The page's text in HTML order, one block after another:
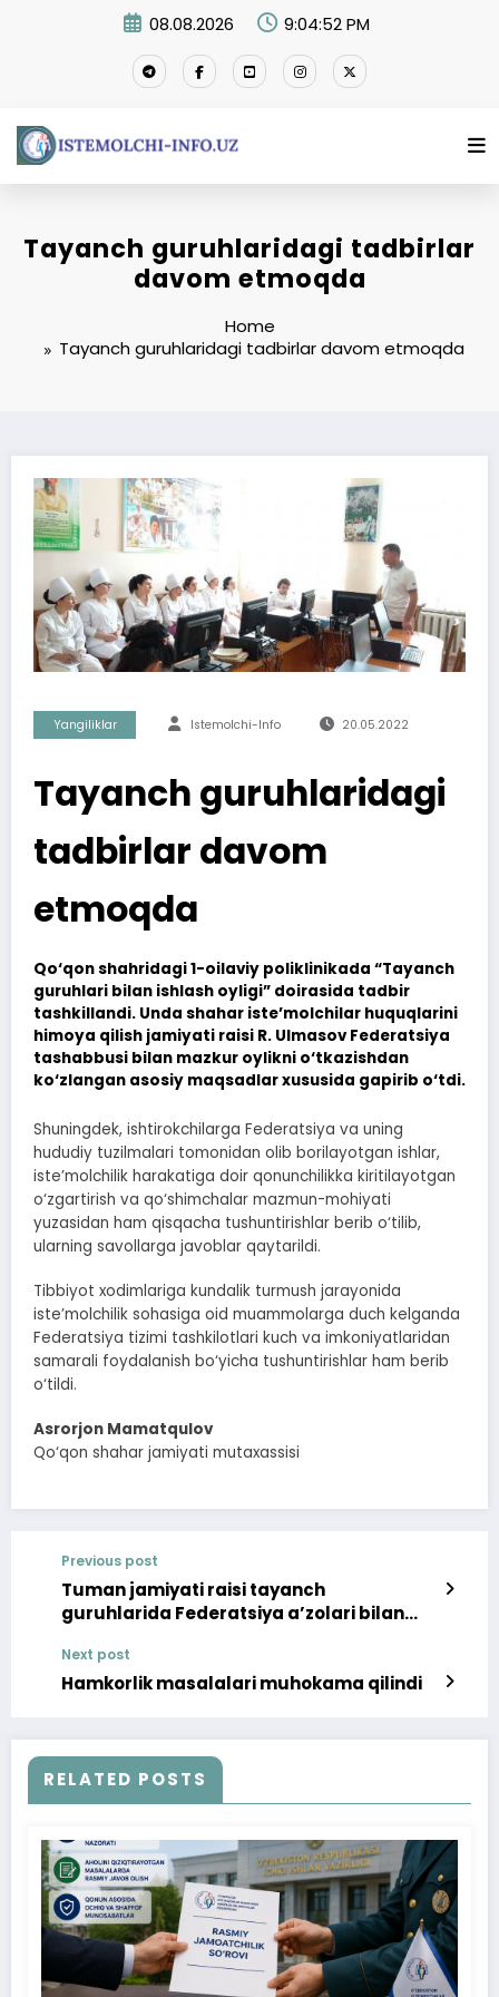
08.08.2026 9:04:52 PM
Tayanch guruhlaridagi tadbirlar
davom etmoqda
Home
Tayanch guruhlaridagi tadbirlar davom etmoqda
Yangiliklar Istemolchi-Info 20.05.2022
Tayanch guruhlaridagi
tadbirlar davom
etmoqda
Qo‘qon shahridagi 1-oilaviy poliklinikada “Tayanch
guruhlari bilan ishlash oyligi” doirasida tadbir
tashkillandi. Unda shahar iste’molchilar huquqlarini
himoya qilish jamiyati raisi R. Ulmasov Federatsiya
tashabbusi bilan mazkur oylikni o‘tkazishdan
ko‘zlangan asosiy maqsadlar xususida gapirib o‘tdi.
Shuningdek, ishtirokchilarga Federatsiya va uning
hududiy tuzilmalari tomonidan olib borilayotgan ishlar,
iste’molchilik harakatiga doir qonunchilikka kiritilayotgan
o‘zgartirish va qo‘shimchalar mazmun-mohiyati
yuzasidan ham qisqacha tushuntirishlar berib o‘tilib,
ularning savollarga javoblar qaytarildi.
Tibbiyot xodimlariga kundalik turmush jarayonida
iste’molchilik sohasiga oid muammolarga duch kelganda
Federatsiya tizimi tashkilotlari kuch va imkoniyatlaridan
samarali foydalanish bo‘yicha tushuntirishlar ham berib
o‘tildi.
Asrorjon Mamatqulov
Qo‘qon shahar jamiyati mutaxassisi
Previous post
Tuman jamiyati raisi tayanch
guruhlarida Federatsiya a’zolari bilan
Next post
Hamkorlik masalalari muhokama qilindi
RELATED POSTS